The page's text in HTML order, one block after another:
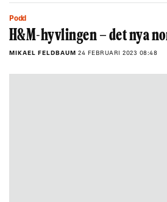
Podd
H&M-hyvlingen – det nya
MIKAEL FELDBAUM 24 FEBRUARI 2023 08:48